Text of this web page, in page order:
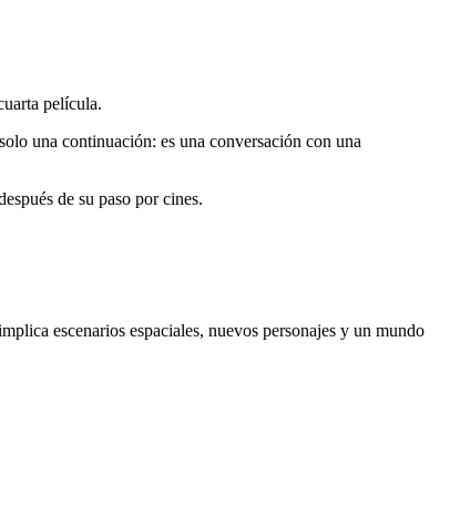
película.
una continuación: es una conversación con una
de su paso por cines.
escenarios espaciales, nuevos personajes y un mundo